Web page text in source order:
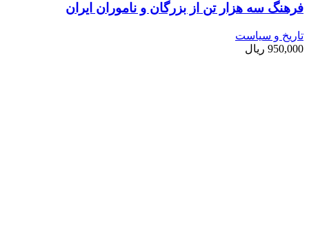
فرهنگ سه هزار تن از بزرگان و ناموران ايران
تاریخ و سیاست
950,000 ریال